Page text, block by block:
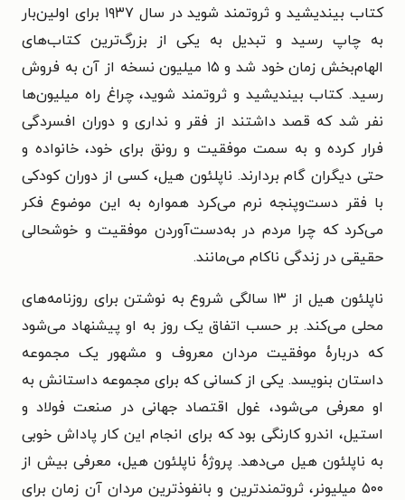
کتاب بیندیشید و ثروتمند شوید در سال ۱۹۳۷ برای اولین‌بار
به چاپ رسید و تبدیل به یکى از بزرگ‌ترین کتاب‌های
الهام‌بخش زمان خود شد و ۱۵ میلیون نسخه از آن به فروش
رسید. کتاب بیندیشید و ثروتمند شوید، چراغ راه میلیون‌ها
نفر شد که قصد داشتند از فقر و ندارى و دوران افسردگى
فرار کرده و به سمت موفقیت و رونق براى خود، خانواده و
حتی دیگران گام بردارند. ناپلئون هیل، کسی از دوران کودکی
با فقر دست‌وپنجه نرم می‌کرد همواره به این موضوع فکر
می‌کرد که چرا مردم در به‌دست‌آوردن موفقیت و خوشحالى
حقیقى در زندگى ناکام می‌مانند.
ناپلئون هیل از ۱۳ سالگی شروع به نوشتن برای روزنامه‌های
محلی می‌کند. بر حسب اتفاق یک روز به او پیشنهاد می‌شود
که دربارۀ موفقیت مردان معروف و مشهور یک مجموعه
داستان بنویسد. یکى از کسانی که براى مجموعه داستانش به
او معرفى می‌شود، غول اقتصاد جهانى در صنعت فولاد و
استیل، اندرو کارنگی بود که برای انجام این کار پاداش خوبی
به ناپلئون هیل می‌دهد. پروژۀ ناپلئون هیل، معرفى بیش از
۵۰۰ میلیونر، ثروتمندترین و بانفوذترین مردان آن زمان براى